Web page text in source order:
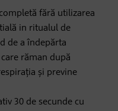
fără utilizarea
in ritualul de
de a îndepărta
răman după
și previne
30 de secunde cu